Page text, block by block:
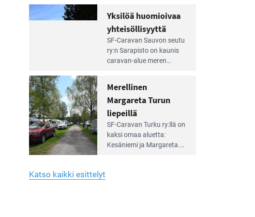
ja
virkistysalueen
käyttöön­sä osan kunnan
viiden hehtaarin
virkistysalueesta.
huomioivaa
yhteisöllisyyttä
Yksilöä huomioivaa
yhteisöllisyyttä
SF-Caravan Sauvon seutu
ry:n Sarapisto on kaunis
caravan-alue meren
on 130 sähköllä
varustettua caravan-paik­
kaa sekä kymmenen
paikkaa ilman sähköä.
Lue
Leirintäoppaan
artikkeli:
Merellinen
Margareta
liepeillä
Merellinen
Margareta Turun
liepeillä
SF-Caravan Turku ry:llä on
kaksi omaa aluet­ta:
Kesäniemi ja Margareta.
Katso kaikki esittelyt